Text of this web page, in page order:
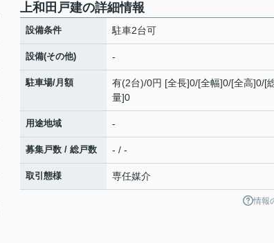
上和田戸建の詳細情報
設備条件 駐車2台可
設備(その他) -
駐車場/月額
有(2台)/0円 [全長]0/[全幅]0/[全高]0/[
量]0
用途地域 -
募集戸数 / 総戸数 - / -
取引態様 専任媒介
情報